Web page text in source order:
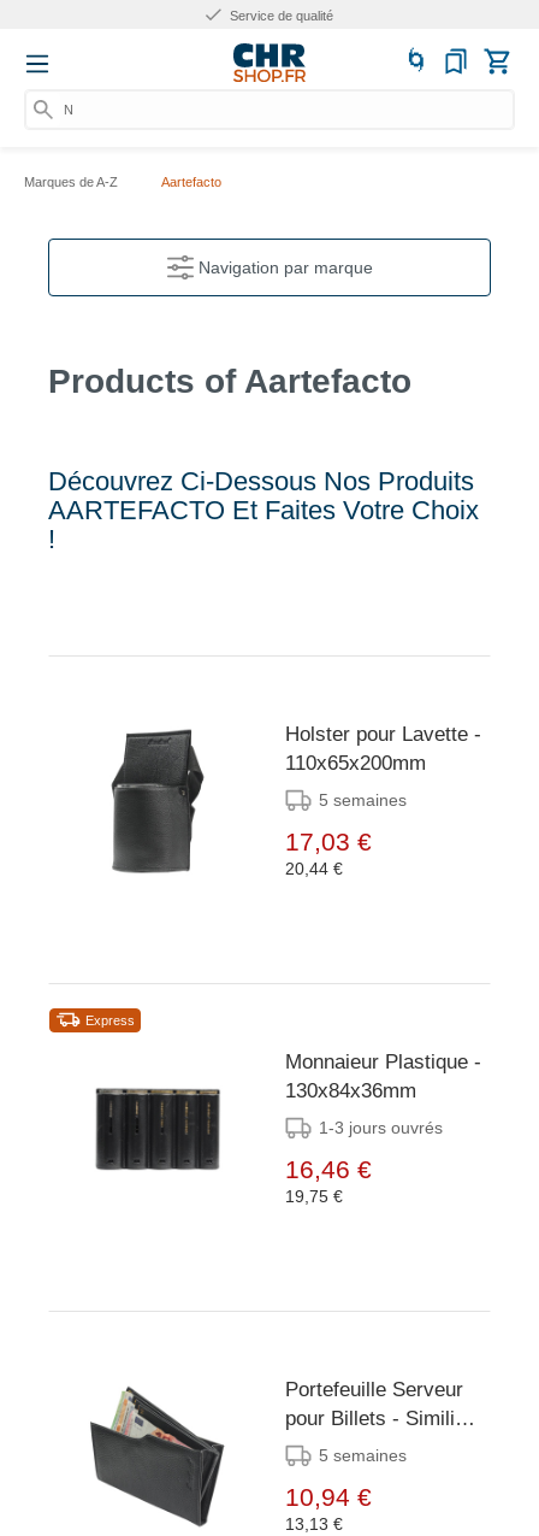
Service de qualité
Nu
Marques de A-Z Aartefacto
Navigation par marque
Products of Aartefacto
Découvrez Ci-Dessous Nos Produits
AARTEFACTO Et Faites Votre Choix
!
Holster pour Lavette -
110x65x200mm
5 semaines
17,03 €
20,44 €
Express
Monnaieur Plastique -
130x84x36mm
1-3 jours ouvrés
16,46 €
19,75 €
Portefeuille Serveur
pour Billets - Simili
Cuir - 6
105x180x15mm
5 semaines
10,94 €
13,13 €